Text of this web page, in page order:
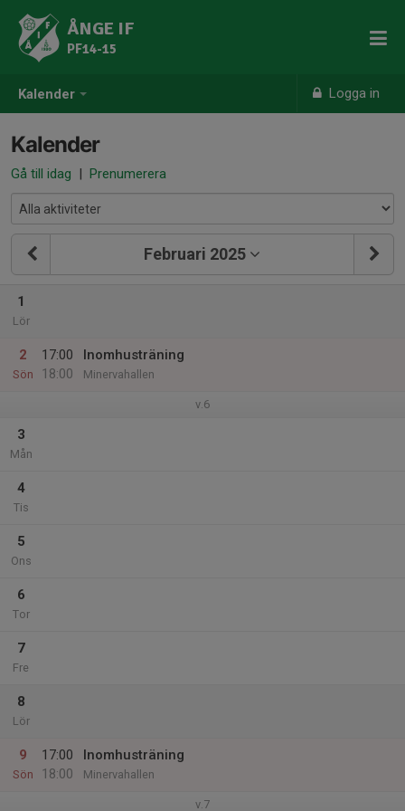
Kalender Logga in
ÅNGE IF
PF14-15
Kalender
Gå till idag | Prenumerera
Februari 2025
1
Lör
2
Sön
17:00
18:00
Inomhusträning
Minervahallen
v.6
3
Mån
4
Tis
5
Ons
6
Tor
7
Fre
8
Lör
9
Sön
17:00
18:00
Inomhusträning
Minervahallen
v.7